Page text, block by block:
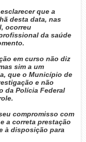
que a
desta data, nas
ocorreu
da saúde
em curso não diz
sim a um
que o Município de
e não
da Polícia Federal
compromisso com
a correta prestação
à disposição para